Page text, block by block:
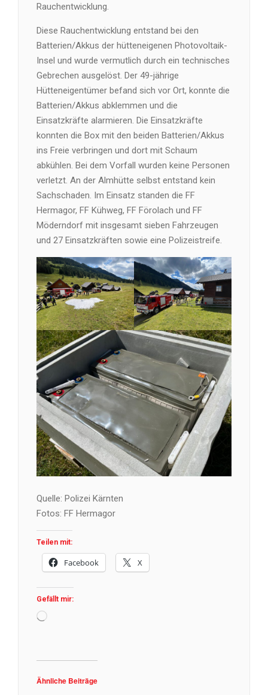
Rauchentwicklung.
Diese Rauchentwicklung entstand bei den
Batterien/Akkus der hütteneigenen Photovoltaik-
Insel und wurde vermutlich durch ein technisches
Gebrechen ausgelöst. Der 49-jährige
Hütteneigentümer befand sich vor Ort, konnte die
Batterien/Akkus abklemmen und die
Einsatzkräfte alarmieren. Die Einsatzkräfte
konnten die Box mit den beiden Batterien/Akkus
ins Freie verbringen und dort mit Schaum
abkühlen. Bei dem Vorfall wurden keine Personen
verletzt. An der Almhütte selbst entstand kein
Sachschaden. Im Einsatz standen die FF
Hermagor, FF Kühweg, FF Förolach und FF
Möderndorf mit insgesamt sieben Fahrzeugen
und 27 Einsatzkräften sowie eine Polizeistreife.
Quelle: Polizei Kärnten
Fotos: FF Hermagor
Teilen mit:
Facebook X
Gefällt mir:
Wird
Ähnliche Beiträge